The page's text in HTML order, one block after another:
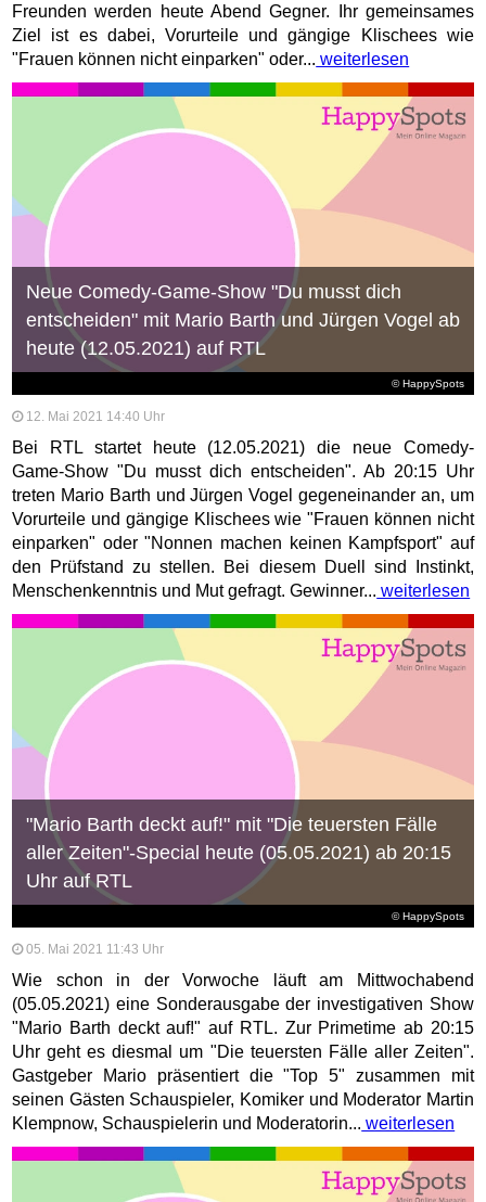
Freunden werden heute Abend Gegner. Ihr gemeinsames
Ziel ist es dabei, Vorurteile und gängige Klischees wie
"Frauen können nicht einparken" oder... weiterlesen
© HappySpots
Neue Comedy-Game-Show "Du musst dich
entscheiden" mit Mario Barth und Jürgen Vogel ab
heute (12.05.2021) auf RTL
12. Mai 2021 14:40 Uhr
Bei RTL startet heute (12.05.2021) die neue Comedy-
Game-Show "Du musst dich entscheiden". Ab 20:15 Uhr
treten Mario Barth und Jürgen Vogel gegeneinander an, um
Vorurteile und gängige Klischees wie "Frauen können nicht
einparken" oder "Nonnen machen keinen Kampfsport" auf
den Prüfstand zu stellen. Bei diesem Duell sind Instinkt,
Menschenkenntnis und Mut gefragt. Gewinner... weiterlesen
© HappySpots
"Mario Barth deckt auf!" mit "Die teuersten Fälle
aller Zeiten"-Special heute (05.05.2021) ab 20:15
Uhr auf RTL
05. Mai 2021 11:43 Uhr
Wie schon in der Vorwoche läuft am Mittwochabend
(05.05.2021) eine Sonderausgabe der investigativen Show
"Mario Barth deckt auf!" auf RTL. Zur Primetime ab 20:15
Uhr geht es diesmal um "Die teuersten Fälle aller Zeiten".
Gastgeber Mario präsentiert die "Top 5" zusammen mit
seinen Gästen Schauspieler, Komiker und Moderator Martin
Klempnow, Schauspielerin und Moderatorin... weiterlesen